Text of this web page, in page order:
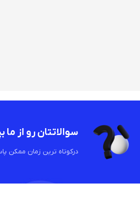
سوالاتتان رو از ما
درکوتاه ترین زمان ممکن